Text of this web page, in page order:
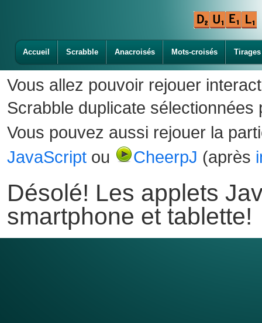
Accueil Scrabble Anacroisés Mots-croisés Tirages
Vous allez pouvoir rejouer
Scrabble duplicate sélectionnées
Vous pouvez aussi rejouer la
JavaScript ou CheerpJ (après
Désolé! Les applets
smartphone et tablette!